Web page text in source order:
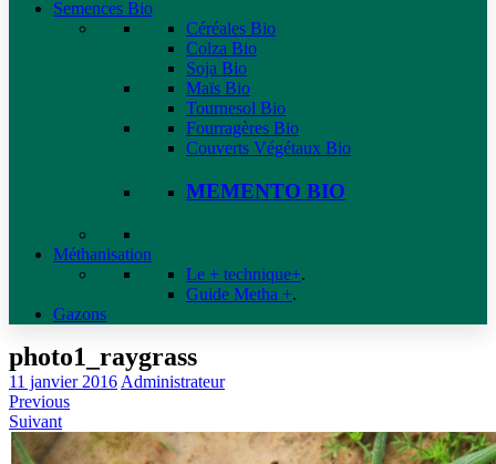
Semences Bio
Céréales Bio
Colza Bio
Soja Bio
Maïs Bio
Tournesol Bio
Fourragères Bio
Couverts Végétaux Bio
MEMENTO BIO
Méthanisation
Le + technique+.
Guide Metha +.
Gazons
photo1_raygrass
11 janvier 2016 Administrateur
Previous
Suivant